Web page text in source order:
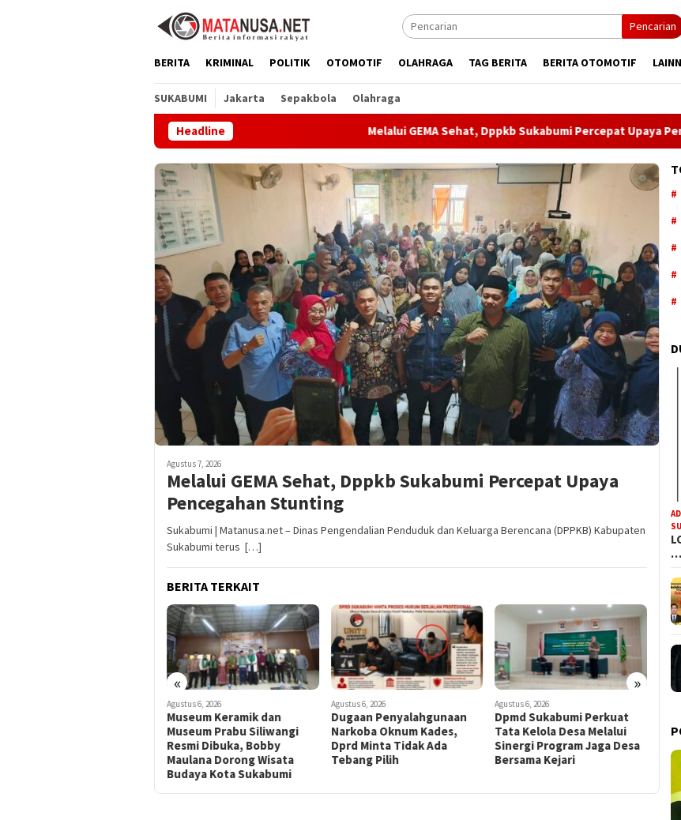
Pencarian
BERITA KRIMINAL POLITIK OTOMOTIF OLAHRAGA TAG BERITA BERITA OTOMOTIF
SUKABUMI Jakarta Sepakbola Olahraga
Headline Melalui GEMA Sehat, Dppkb Sukabumi Percepat Upaya Pencegahan
Agustus 7, 2026
Melalui GEMA Sehat, Dppkb Sukabumi Percepat Upaya
Pencegahan Stunting
Sukabumi | Matanusa.net – Dinas Pengendalian Penduduk dan Keluarga Berencana (DPPKB) Kabupaten
Sukabumi terus […]
BERITA TERKAIT
« »
Agustus 6, 2026
Museum Keramik dan
Museum Prabu Siliwangi
Resmi Dibuka, Bobby
Maulana Dorong Wisata
Budaya Kota Sukabumi
Agustus 6, 2026
Dugaan Penyalahgunaan
Narkoba Oknum Kades,
Dprd Minta Tidak Ada
Tebang Pilih
Agustus 6, 2026
Dpmd Sukabumi Perkuat
Tata Kelola Desa Melalui
Sinergi Program Jaga Desa
Bersama Kejari
…